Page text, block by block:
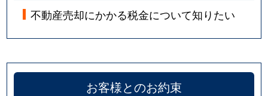
不動産売却にかかる税金について知りたい
お客様とのお約束